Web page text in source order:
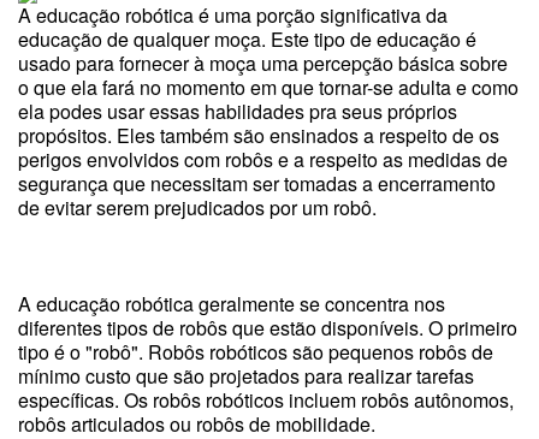
A educação robótica é uma porção significativa da
educação de qualquer moça. Este tipo de educação é
usado para fornecer à moça uma percepção básica sobre
o que ela fará no momento em que tornar-se adulta e como
ela podes usar essas habilidades pra seus próprios
propósitos. Eles também são ensinados a respeito de os
perigos envolvidos com robôs e a respeito as medidas de
segurança que necessitam ser tomadas a encerramento
de evitar serem prejudicados por um robô.
A educação robótica geralmente se concentra nos
diferentes tipos de robôs que estão disponíveis. O primeiro
tipo é o "robô". Robôs robóticos são pequenos robôs de
mínimo custo que são projetados para realizar tarefas
específicas. Os robôs robóticos incluem robôs autônomos,
robôs articulados ou robôs de mobilidade.